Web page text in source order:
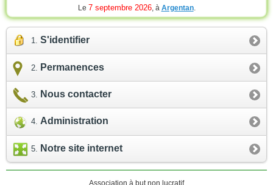
Le 7 septembre 2026, à Argentan.
S'identifier
Permanences
Nous contacter
Administration
Notre site internet
Association à but non lucratif